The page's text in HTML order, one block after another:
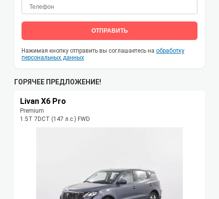
ОТПРАВИТЬ
Нажимая кнопку отправить вы соглашаетесь на обработку
персональных данных
ГОРЯЧЕЕ ПРЕДЛОЖЕНИЕ!
Livan X6 Pro
Premium
1.5T 7DCT (147 л.с.) FWD